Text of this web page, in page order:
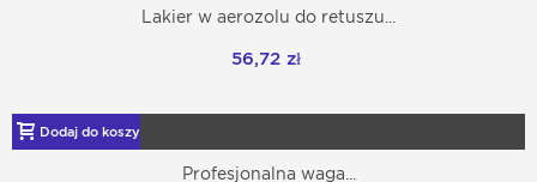
Lakier w aerozolu do retuszu...
56,72 zł
Dodaj do koszyka
Profesjonalna waga...